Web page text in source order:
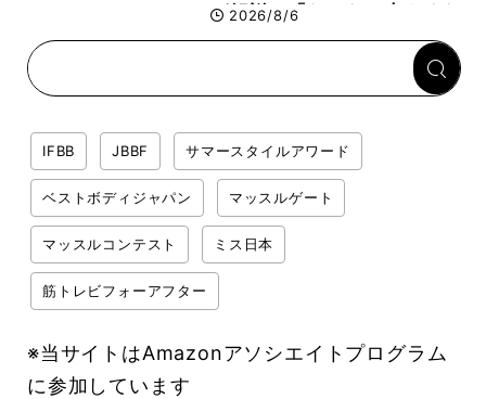
が解説！「なかなか大きくな
らない肩の鍛え方」前編
2026/8/6
IFBB JBBF サマースタイルアワード
ベストボディジャパン マッスルゲート
マッスルコンテスト ミス日本
筋トレビフォーアフター
※当サイトはAmazonアソシエイトプログラム
に参加しています